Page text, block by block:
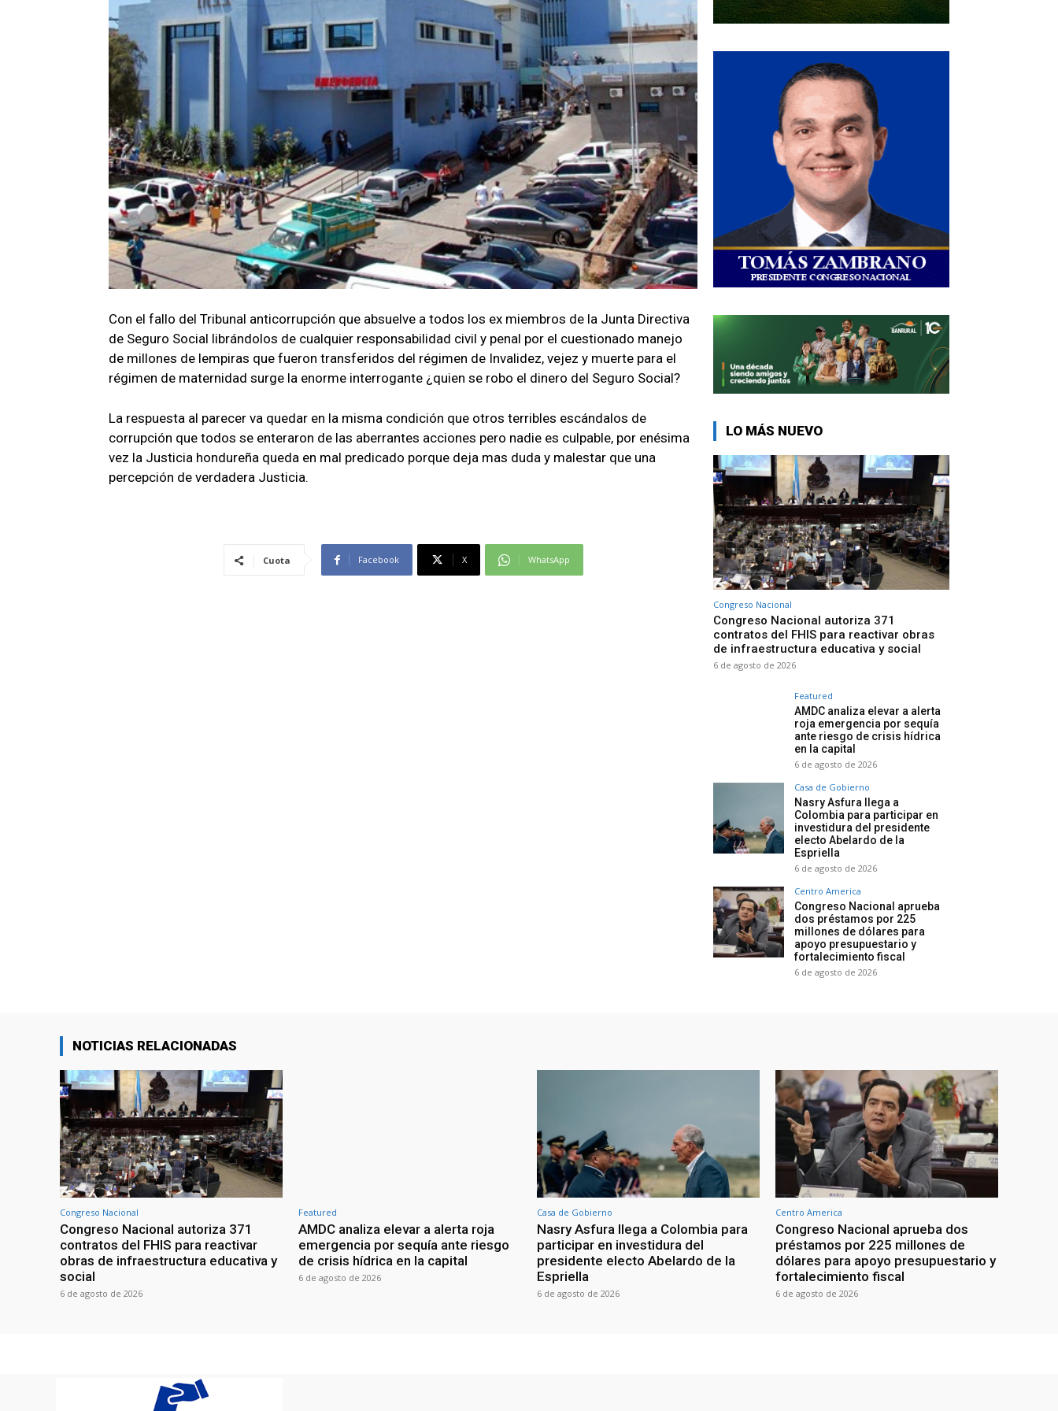
Con el fallo del Tribunal anticorrupción que absuelve a todos los ex miembros de la Junta Directiva
de Seguro Social librándolos de cualquier responsabilidad civil y penal por el cuestionado manejo
de millones de lempiras que fueron transferidos del régimen de Invalidez, vejez y muerte para el
régimen de maternidad surge la enorme interrogante ¿quien se robo el dinero del Seguro Social?
La respuesta al parecer va quedar en la misma condición que otros terribles escándalos de
corrupción que todos se enteraron de las aberrantes acciones pero nadie es culpable, por enésima
vez la Justicia hondureña queda en mal predicado porque deja mas duda y malestar que una
percepción de verdadera Justicia.
Cuota Facebook X WhatsApp
LO MÁS NUEVO
Congreso Nacional
Congreso Nacional autoriza 371
contratos del FHIS para reactivar obras
de infraestructura educativa y social
6 de agosto de 2026
Featured
AMDC analiza elevar a alerta
roja emergencia por sequía
ante riesgo de crisis hídrica
en la capital
6 de agosto de 2026
Casa de Gobierno
Nasry Asfura llega a
Colombia para participar en
investidura del presidente
electo Abelardo de la
Espriella
6 de agosto de 2026
Centro America
Congreso Nacional aprueba
dos préstamos por 225
millones de dólares para
apoyo presupuestario y
fortalecimiento fiscal
6 de agosto de 2026
NOTICIAS RELACIONADAS
Congreso Nacional
Congreso Nacional autoriza 371
contratos del FHIS para reactivar
obras de infraestructura educativa y
social
6 de agosto de 2026
Featured
AMDC analiza elevar a alerta roja
emergencia por sequía ante riesgo
de crisis hídrica en la capital
6 de agosto de 2026
Casa de Gobierno
Nasry Asfura llega a Colombia para
participar en investidura del
presidente electo Abelardo de la
Espriella
6 de agosto de 2026
Centro America
Congreso Nacional aprueba dos
préstamos por 225 millones de
dólares para apoyo presupuestario y
fortalecimiento fiscal
6 de agosto de 2026